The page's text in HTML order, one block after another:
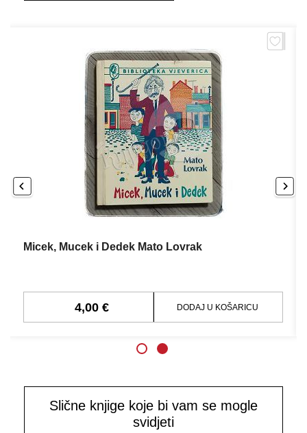
Micek, Mucek i Dedek Mato Lovrak
4,00 € DODAJ U KOŠARICU
Slične knjige koje bi vam se mogle
svidjeti